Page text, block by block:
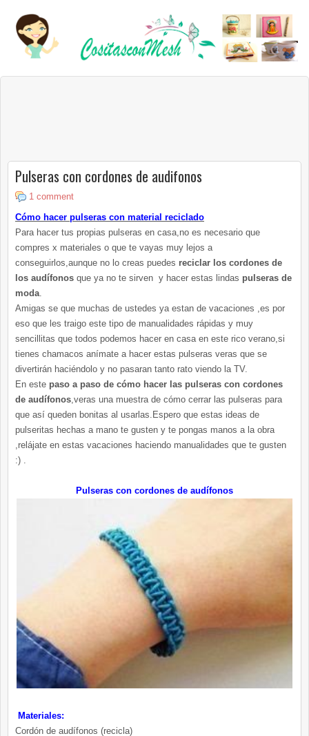
Pulseras con cordones de audifonos
1 comment
Cómo hacer pulseras con material reciclado
Para hacer tus propias pulseras en casa,no es necesario que
compres x materiales o que te vayas muy lejos a
conseguirlos,aunque no lo creas puedes reciclar los cordones de
los audífonos que ya no te sirven y hacer estas lindas pulseras de
moda
Amigas se que muchas de ustedes ya estan de vacaciones ,es por
eso que les traigo este tipo de manualidades rápidas y muy
sencillitas que todos podemos hacer en casa en este rico verano,si
tienes chamacos anímate a hacer estas pulseras veras que se
divertirán haciéndolo y no pasaran tanto rato viendo la TV.
En este paso a paso de cómo hacer las pulseras con cordones
de audífonos ,veras una muestra de cómo cerrar las pulseras para
que así queden bonitas al usarlas.Espero que estas ideas de
pulseritas hechas a mano te gusten y te pongas manos a la obra
,relájate en estas vacaciones haciendo manualidades que te gusten
:) .
Pulseras con cordones de audífonos
Materiales:
Cordón de audífonos (recicla)